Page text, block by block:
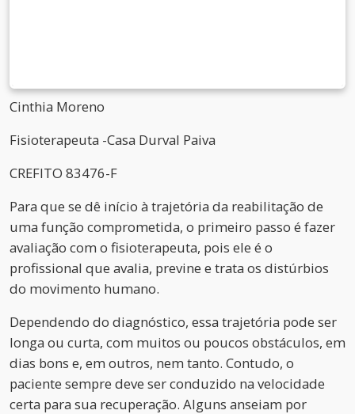
Cinthia Moreno
Fisioterapeuta -Casa Durval Paiva
CREFITO 83476-F
Para que se dê início à trajetória da reabilitação de
uma função comprometida, o primeiro passo é fazer
avaliação com o fisioterapeuta, pois ele é o
profissional que avalia, previne e trata os distúrbios
do movimento humano.
Dependendo do diagnóstico, essa trajetória pode ser
longa ou curta, com muitos ou poucos obstáculos, em
dias bons e, em outros, nem tanto. Contudo, o
paciente sempre deve ser conduzido na velocidade
certa para sua recuperação. Alguns anseiam por